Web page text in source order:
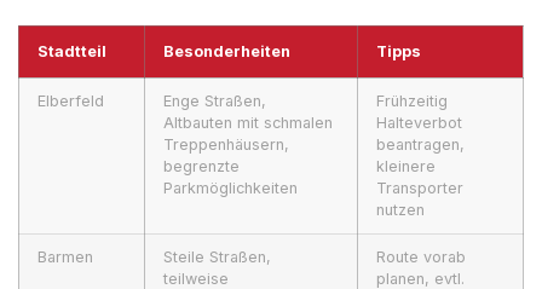
Stadtteil Besonderheiten Tipps
Elberfeld
Enge Straßen,
Altbauten mit schmalen
Treppenhäusern,
begrenzte
Parkmöglichkeiten
Frühzeitig
Halteverbot
beantragen,
kleinere
Transporter
nutzen
Barmen
Steile Straßen,
teilweise
Route vorab
planen, evtl.